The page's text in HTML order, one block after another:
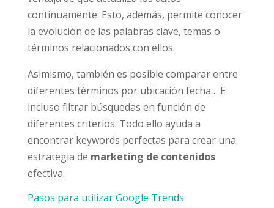
continuamente. Esto, además, permite conocer
la evolución de las palabras clave, temas o
términos relacionados con ellos.
Asimismo, también es posible comparar entre
diferentes términos por ubicación fecha… E
incluso filtrar búsquedas en función de
diferentes criterios. Todo ello ayuda a
encontrar keywords perfectas para crear una
estrategia de marketing de contenidos
efectiva.
Pasos para utilizar Google Trends